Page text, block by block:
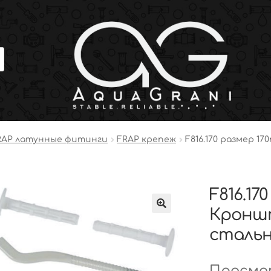
латунные фитинги FRAP крепеж
F816.170 размер